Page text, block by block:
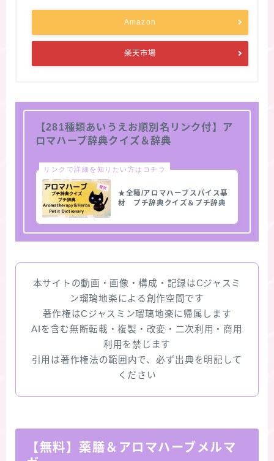
Amazon
楽天市場
【281種類あいうえお順別名リンク付】ア
ロマハーブ辞典クイズ＆辞典
リンクで詳細を知りたい方はコチラ
★全種/アロマハーブスパイス基
材 プチ辞典クイズ＆プチ辞典
本サイトの動画・画像・構成・記録はCジャスミ
ン瑠璃地楽による創作空間です
著作権はCジャスミン瑠璃地楽に帰属します
AIを含む無断転載・複製・改変・二次利用・商用
利用を禁じます
引用は著作権法の範囲内で、必ず出典を明記して
ください
【無料】薬膳＆アロマハーブメルマ